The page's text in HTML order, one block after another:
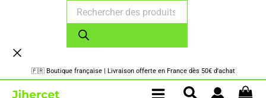
produits
🇫🇷 Boutique française | Livraison offerte en France dès 50€ d'achat